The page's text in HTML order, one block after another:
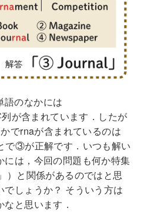
語のなかには
が含まれています．したが
でrnaが含まれているのは
で③が正解です．いつも解い
には，今回の問題も何か特集
）と関係があるのではと思
でしょうか？ そういう方は
と思います．